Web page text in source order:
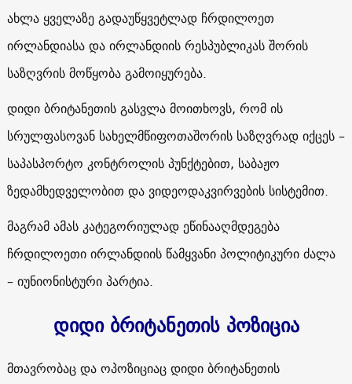
ახლა ყველაზე გადაუწყვეტლად ჩრდილოეთ
ირლანდიასა და ირლანდიის რესპუბლიკას შორის
საზღვრის მოწყობა გამოიყურება.
დიდი ბრიტანეთის გასვლა მოითხოვს, რომ ის
სრულფასოვან სახელმწიფოთაშორის საზღვრად იქცეს –
საპასპორტო კონტროლის პუნქტებით, საბაჟო
ზედამხედველობით და ვიდეოდაკვირვების სისტემით.
მაგრამ ამას კატეგორიულად ეწინააღმდეგება
ჩრდილოეთი ირლანდიის წამყვანი პოლიტიკური ძალა
– იუნიონისტური პარტია.
დიდი ბრიტანეთის პოზიცია
მთავრობაც და ოპოზიციაც დიდი ბრიტანეთის